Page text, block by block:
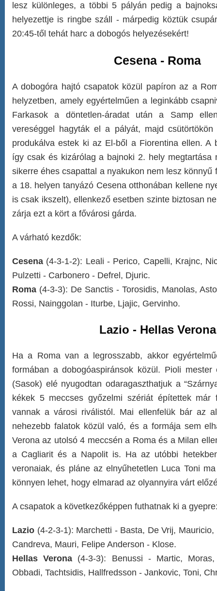
lesz különleges, a többi 5 pályán pedig a
helyezettje is ringbe száll - márpedig köztük
20:45-től tehát harc a dobogós helyezésekért!
Cesena - Roma
A dobogóra hajtó csapatok közül papíron az a
helyzetben, amely egyértelműen a leginkább
Farkasok a döntetlen-áradat után a Samp
vereséggel hagyták el a pályát, majd csütörtökön
produkálva estek ki az El-ből a Fiorentina ellen. A
így csak és kizárólag a bajnoki 2. hely megtartása
sikerre éhes csapattal a nyakukon nem lesz könnyű
a 18. helyen tanyázó Cesena otthonában kellene
is csak ikszelt), ellenkező esetben szinte biztosan
zárja ezt a kört a fővárosi gárda.
A várható kezdők:
Cesena (4-3-1-2): Leali - Perico, Capelli, Krajnc,
Pulzetti - Carbonero - Defrel, Djuric.
Roma (4-3-3): De Sanctis - Torosidis, Manolas,
Rossi, Nainggolan - Iturbe, Ljajic, Gervinho.
Lazio - Hellas Verona
Ha a Roma van a legrosszabb, akkor
formában a dobogóaspiránsok közül. Pioli mester
(Sasok) elé nyugodtan odaragaszthatjuk a
kékek 5 meccses győzelmi szériát építettek
vannak a városi riválistól. Mai ellenfelük bár az
nehezebb falatok közül való, és a formája sem
Verona az utolsó 4 meccsén a Roma és a Milan
a Cagliarit és a Napolit is. Ha az utóbbi
veronaiak, és pláne az elnyűhetetlen Luca Toni
könnyen lehet, hogy elmarad az olyannyira várt
A csapatok a következőképpen futhatnak ki a
Lazio (4-2-3-1): Marchetti - Basta, De Vrij,
Candreva, Mauri, Felipe Anderson - Klose.
Hellas Verona (4-3-3): Benussi - Martic,
Obbadi, Tachtsidis, Hallfredsson - Jankovic, Toni,